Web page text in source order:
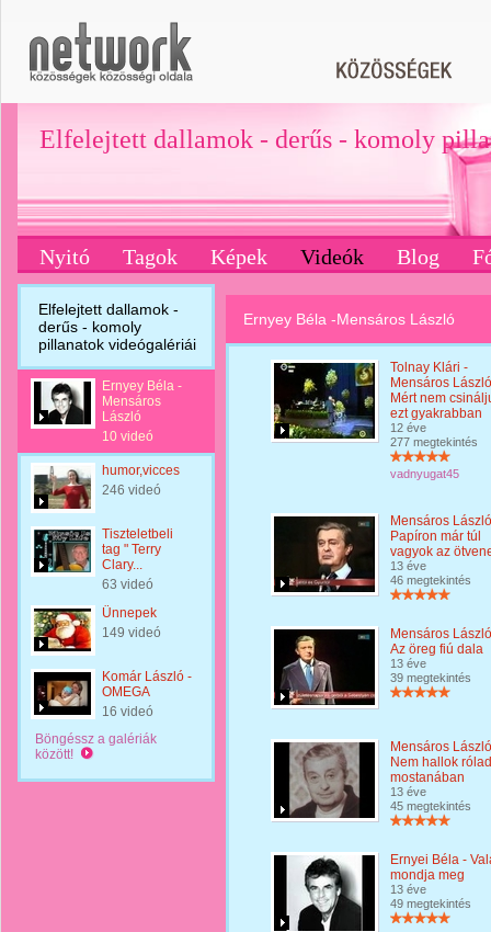
Elfelejtett dallamok - derűs - komoly
Nyitó Tagok Képek Videók Blog
Elfelejtett dallamok -
derűs - komoly
pillanatok videógalériái
Ernyey Béla -
Mensáros
László
10 videó
humor,vicces
246 videó
Tiszteletbeli
tag " Terry
Clary...
63 videó
Ünnepek
149 videó
Komár László -
OMEGA
16 videó
Böngéssz a galériák
között!
Ernyey Béla -Mensáros László
Tolnay Klári -
Mensáros
Mért nem
ezt gyakrabban
12 éve
277 megtekintés
vadnyugat45
Mensáros
Papíron már túl
vagyok az
13 éve
46 megtekintés
Mensáros
Az öreg fiú dala
13 éve
39 megtekintés
Mensáros
Nem hallok rólad
mostanában
13 éve
45 megtekintés
Ernyei Béla -
mondja meg
13 éve
49 megtekintés